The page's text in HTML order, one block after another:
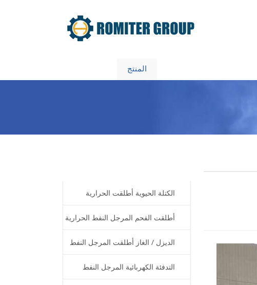
المنتج
الكتلة الحيوية أطلقت الحرارية
المرجل النفط
أطلقت الفحم المرجل النفط الحرارية
الديزل / الغاز أطلقت المرجل النفط
الحراريالتدفئة الكهربائية المرجل النفط